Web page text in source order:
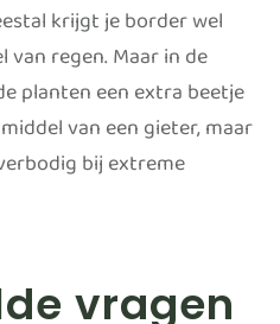
krijgt je border wel
regen. Maar in de
planten een extra beetje
van een gieter, maar
bij extreme
vragen